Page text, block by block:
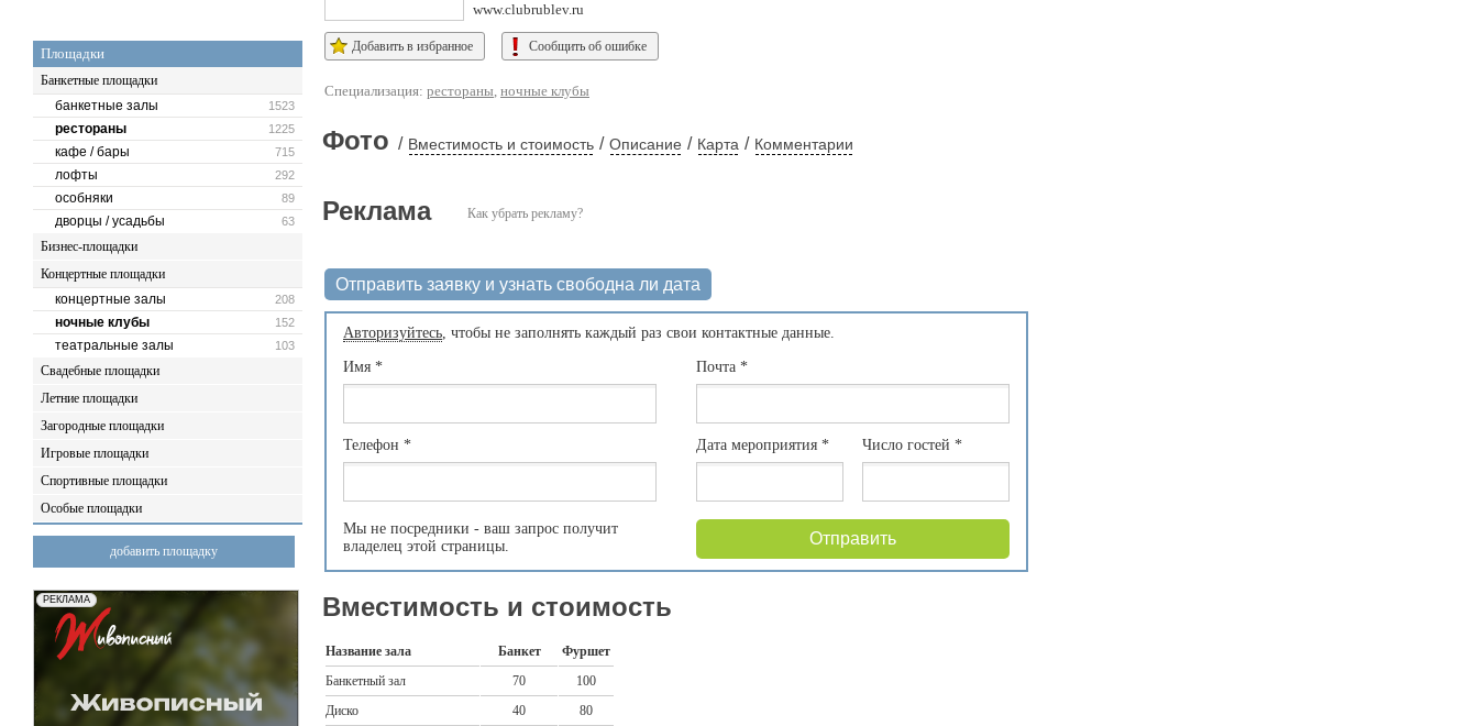
Площадки
Банкетные площадки
1523
банкетные залы
1225
рестораны
715
кафе / бары
292
лофты
89
особняки
63
дворцы / усадьбы
Бизнес-площадки
Концертные площадки
208
концертные залы
152
ночные клубы
103
театральные залы
Свадебные площадки
Летние площадки
Загородные площадки
Игровые площадки
Спортивные площадки
Особые площадки
добавить площадку
www.clubrublev.ru
Добавить в избранное Сообщить об ошибке
Специализация: рестораны, ночные клубы
Фото / Вместимость и стоимость / Описание / Карта / Комментарии
Как убрать рекламу?
Реклама
Отправить заявку и узнать свободна ли дата
Авторизуйтесь, чтобы не заполнять каждый раз свои контактные данные.
Имя *
Телефон *
Мы не посредники - ваш запрос получит
владелец этой страницы.
Почта*
Дата мероприятия* Число гостей*
Отправить
Вместимость и стоимость
Название зала Банкет
Фуршет
Банкетный зал
70
100
Диско
40
80